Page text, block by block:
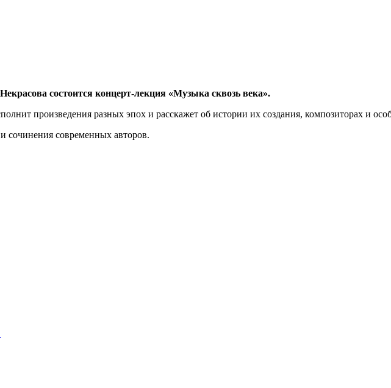
состоится концерт-лекция «Музыка сквозь века».
произведения разных эпох и расскажет об истории их создания, композиторах и
сочинения современных авторов.